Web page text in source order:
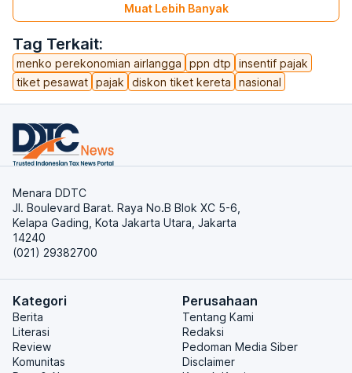
Tag Terkait:
menko perekonomian airlangga ppn dtp
insentif pajak
tiket pesawat pajak diskon tiket kereta nasional
Muat Lebih Banyak
Menara DDTC
Jl. Boulevard Barat. Raya No.B Blok XC 5-6,
Kelapa Gading, Kota Jakarta Utara, Jakarta
14240
(021) 29382700
Kategori
Berita
Literasi
Review
Komunitas
Perusahaan
Tentang Kami
Redaksi
Pedoman Media Siber
Disclaimer